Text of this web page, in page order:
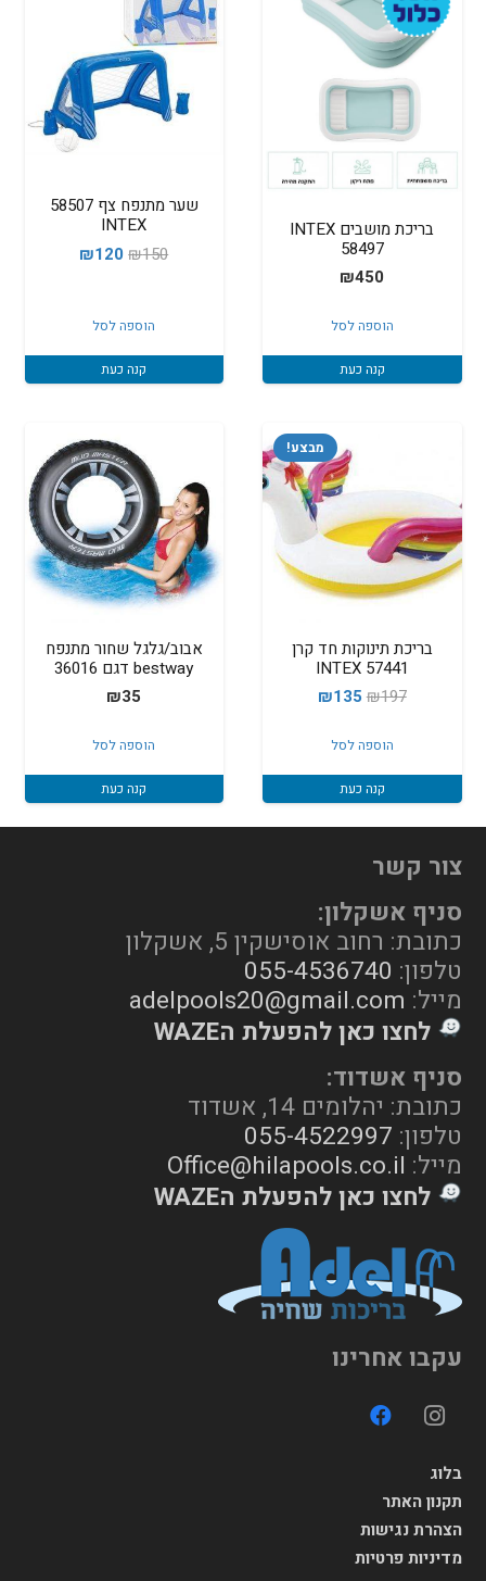
בריכת מושבים INTEX
58497
₪450
הוספה לסל
קנה כעת
שער מתנפח צף 58507
INTEX
₪150
המחיר
₪150.
₪120
המחיר
הוספה לסל
קנה כעת
מבצע!
בריכת תינוקות חד קרן
INTEX 57441
₪197
המחיר
היה:
₪197.
₪135
₪135.
הוספה לסל
קנה כעת
אבוב/גלגל שחור מתנפח
bestway דגם 36016
₪35
הוספה לסל
קנה כעת
צור קשר
סניף אשקלון:
כתובת: רחוב אוסישקין 5, אשקלון
טלפון: 055-4536740
מייל: adelpools20@gmail.com
לחצו כאן להפעלת הWAZE
סניף אשדוד:
כתובת: יהלומים 14, אשדוד
טלפון: 055-4522997
מייל: Office@hilapools.co.il
לחצו כאן להפעלת הWAZE
עקבו אחרינו
בלוג
תקנון האתר
הצהרת נגישות
מדיניות פרטיות